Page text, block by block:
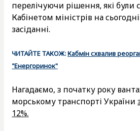
перелічуючи рішення, які були
Кабінетом міністрів на
засіданні.
ЧИТАЙТЕ ТАКОЖ:Кабмін схвалив
"Енергоринок"
Нагадаємо, з початку року
морському транспорті України
12%.